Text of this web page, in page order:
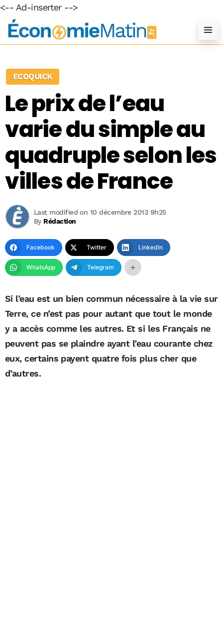
<-- Ad-inserter -->
ECOQUICK
Le prix de l’eau
varie du simple au
quadruple selon les
villes de France
By Rédaction
Last modified on 10 décembre 2013 9h25
Facebook Twitter LinkedIn
WhatsApp Telegram
Si l’eau est un bien commun nécessaire à la vie sur
Terre, ce n’est pas pour autant que tout le monde
y a accès comme les autres. Et si les Français ne
peuvent pas se plaindre ayant l’eau courante chez
eux, certains payent quatre fois plus cher que
d’autres.